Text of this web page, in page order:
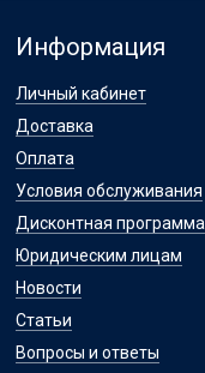
Информация
Личный кабинет
Доставка
Оплата
Условия обслуживания
Дисконтная программа
Юридическим лицам
Новости
Статьи
Вопросы и ответы